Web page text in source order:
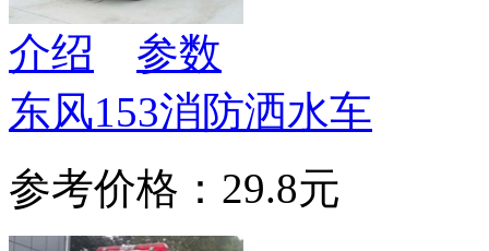
介绍
参数
东风153消防洒水车
参考价格：29.8元